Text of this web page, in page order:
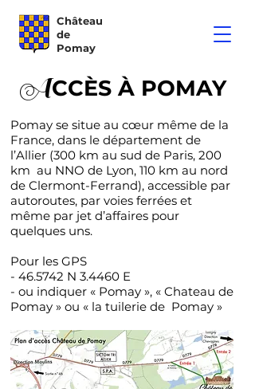
Château
de
Pomay
ACCÈS À POMAY
Pomay se situe au cœur même de la
France, dans le département de
l’Allier (300 km au sud de Paris, 200
km au NNO de Lyon, 110 km au nord
de Clermont-Ferrand), accessible par
autoroutes, par voies ferrées et
même par jet d’affaires pour
quelques uns.
Pour les GPS
- 46.5742 N 3.4460 E
- ou indiquer « Pomay », « Chateau de
Pomay » ou « la tuilerie de Pomay »